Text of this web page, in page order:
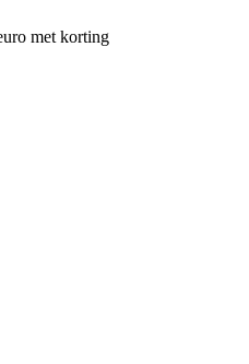
met korting